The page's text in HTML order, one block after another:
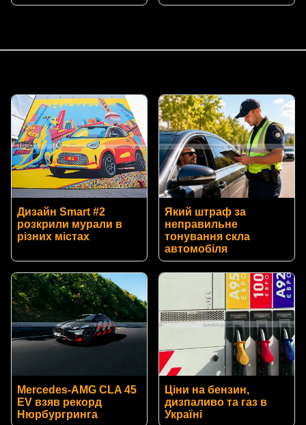
Дизайн Smart #2
розкрили мурали в
різних містах
Який штраф за
неправильне
тонування скла
автомобіля
Mercedes-AMG CLA 45
EV взяв рекорд
Нюрбургринга
Ціни на бензин,
дизпаливо та газ в
Україні